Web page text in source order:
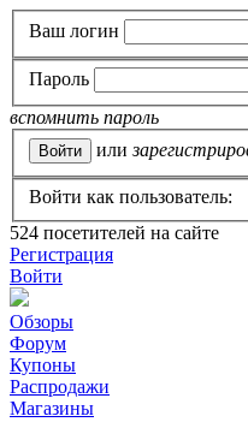
Ваш логин
Пароль
вспомнить пароль
или
Войти как пользователь:
524 посетителей на сайте
Регистрация
Войти
Обзоры
Форум
Купоны
Распродажи
Магазины